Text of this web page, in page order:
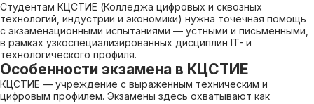
Студентам КЦСТИЕ (Колледжа цифровых и сквозных
технологий, индустрии и экономики) нужна точечная помощь
с экзаменационными испытаниями — устными и письменными,
в рамках узкоспециализированных дисциплин IT- и
технологического профиля.
Особенности экзамена в КЦСТИЕ
КЦСТИЕ — учреждение с выраженным техническим и
цифровым профилем. Экзамены здесь охватывают как